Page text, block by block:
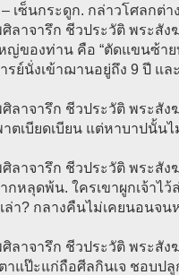
– เซ็นกระดูก. กล่าวโศลกต่า
ลาจารึก ชีวประวัติ พระสั
ญ่ของท่าน คือ “ตัดแขนซ้าย
รย์นั่งเข้าฌานอยู่ถึง 9 ปี แล
ลาจารึก ชีวประวัติ พระสั
ตเบียดเบียน แต่หาบาปนั้น
ลาจารึก ชีวประวัติ พระสั
กหลุดพ้น. ใครเขาผูกเจ้าไ
ล่า? กลางคืนไม่เคยนอนจ
ลาจารึก ชีวประวัติ พระสั
าแป๊ะแก่ถือศีลกินเจ ชอบป